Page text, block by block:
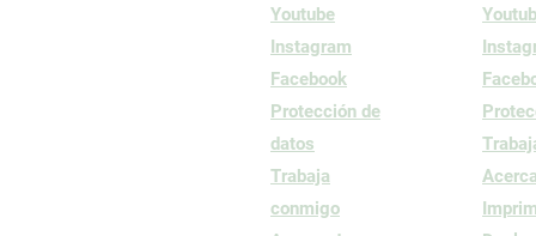
Youtube
Instagram
Facebook
Protección de
datos
Trabaja
conmigo